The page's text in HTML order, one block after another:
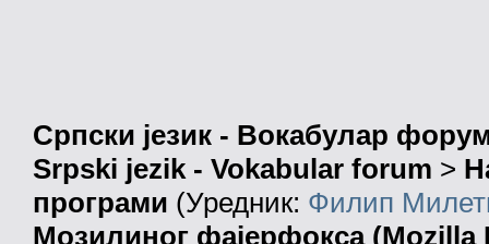
Српски језик - Вокабулар
Srpski jezik - Vokabular forum >
програми (Уредник: Филип
Мозилиног фајерфокса (Mozilla